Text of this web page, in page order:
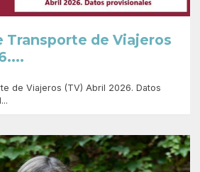
Transporte de Viajeros
de Viajeros (TV) Abril 2026. Datos